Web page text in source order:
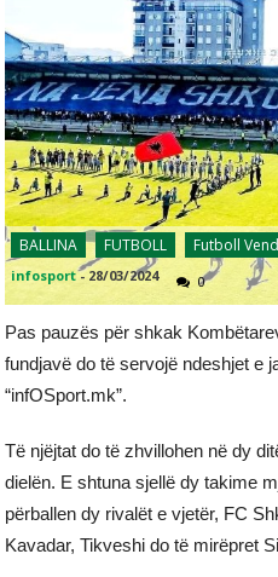
BALLINA FUTBOLL Futboll
infosport -28/03/2024 0
Pas pauzës për shkak
fundjavë do të servojë ndeshjet e
“infOSport.mk”.
Të njëjtat do të zhvillohen në dy
dielën. E shtuna sjellë dy takime
përballen dy rivalët e vjetër, FC
Kavadar, Tikveshi do të mirëpret